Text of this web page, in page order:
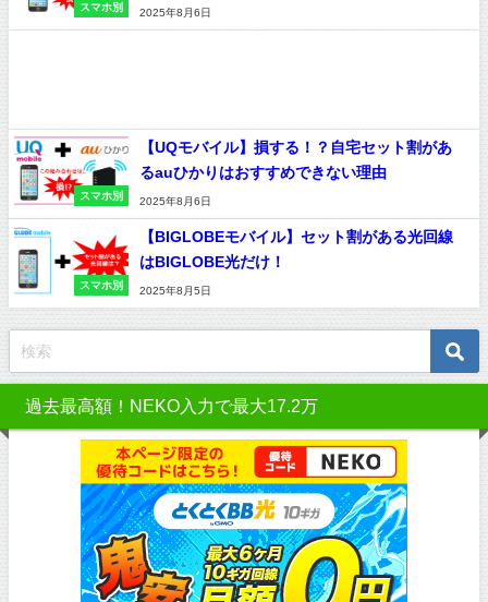
スマホ別
2025年8月6日
スマホ別
【UQモバイル】損する！？自宅セット割があ
るauひかりはおすすめできない理由
2025年8月6日
スマホ別
【BIGLOBEモバイル】セット割がある光回線
はBIGLOBE光だけ！
2025年8月5日
過去最高額！NEKO入力で最大17.2万